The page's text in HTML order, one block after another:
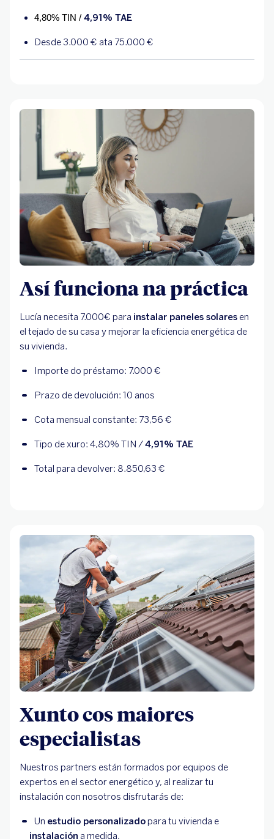
4,80% TIN / 4,91% TAE
Desde 3.000 € ata 75.000 €
Así funciona na práctica
Lucía necesita 7.000€ para instalar paneles solares en
el tejado de su casa y mejorar la eficiencia energética de
su vivienda.
Importe do préstamo: 7.000 €
Prazo de devolución: 10 anos
Cota mensual constante: 73,56 €
Tipo de xuro: 4,80% TIN / 4,91% TAE
Total para devolver: 8.850,63 €
Xunto cos maiores
especialistas
Nuestros partners están formados por equipos de
expertos en el sector energético y, al realizar tu
instalación con nosotros disfrutarás de:
Un estudio personalizado para tu vivienda e
instalación a medida,